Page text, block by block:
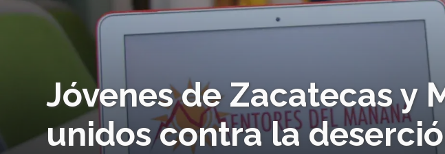
Jóvenes de Zacatecas y
unidos contra la